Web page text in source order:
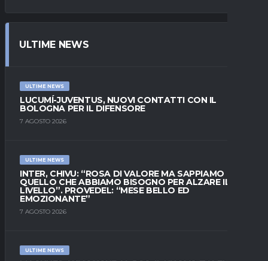
ULTIME NEWS
ULTIME NEWS
LUCUMÍ-JUVENTUS, NUOVI CONTATTI CON IL
BOLOGNA PER IL DIFENSORE
7 AGOSTO 2026
ULTIME NEWS
INTER, CHIVU: “ROSA DI VALORE MA SAPPIAMO
QUELLO CHE ABBIAMO BISOGNO PER ALZARE IL
LIVELLO”. PROVEDEL: “MESE BELLO ED
EMOZIONANTE”
7 AGOSTO 2026
ULTIME NEWS